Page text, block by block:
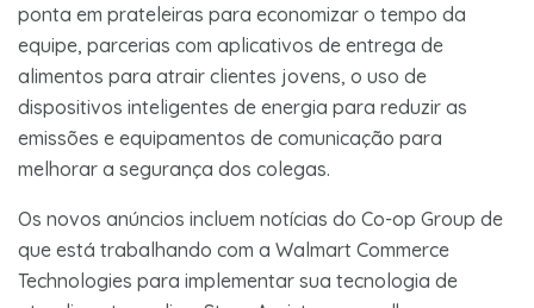
ponta em prateleiras para economizar o tempo da
equipe, parcerias com aplicativos de entrega de
alimentos para atrair clientes jovens, o uso de
dispositivos inteligentes de energia para reduzir as
emissões e equipamentos de comunicação para
melhorar a segurança dos colegas.
Os novos anúncios incluem notícias do Co-op Group de
que está trabalhando com a Walmart Commerce
Technologies para implementar sua tecnologia de